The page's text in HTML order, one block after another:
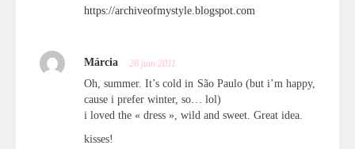
https://archiveofmystyle.blogspot.com
Márcia 28 juin 2011
Oh, summer. It’s cold in São Paulo (but i’m happy,
cause i prefer winter, so… lol)
i loved the « dress », wild and sweet. Great idea.
kisses!